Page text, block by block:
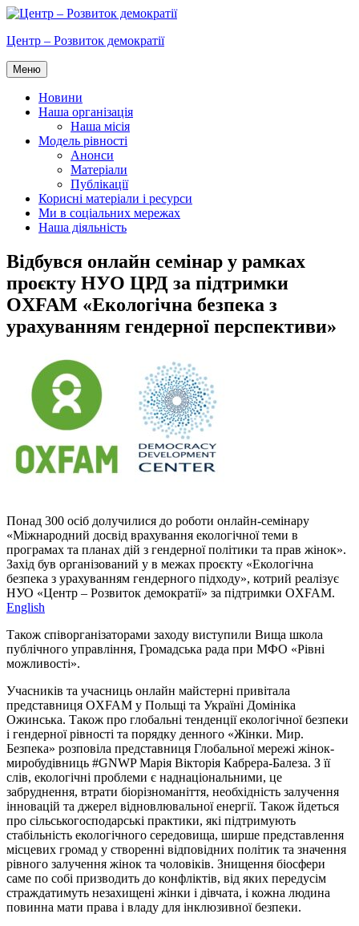
Перейти
вмісту
Центр – Розвиток демократії
Меню
Новини
Наша організація
Наша місія
Модель рівності
Анонси
Матеріали
Публікації
Корисні матеріали і ресурси
Ми в соціальних мережах
Наша діяльність
Відбувся онлайн семінар у рамках
проєкту НУО ЦРД за підтримки
OXFAM «Екологічна безпека з
урахуванням гендерної перспективи»
Понад 300 осіб долучилися до роботи онлайн-семінару
«Міжнародний досвід врахування екологічної теми в
програмах та планах дій з гендерної політики та прав жінок».
Захід був організований у в межах проєкту «Екологічна
безпека з урахуванням гендерного підходу», котрий реалізує
НУО «Центр – Розвиток демократії» за підтримки OXFAM.
English
Також співорганізаторами заходу виступили Вища школа
публічного управління, Громадська рада при МФО «Рівні
можливості».
Учасників та учасниць онлайн майстерні привітала
представниця OXFAM у Польщі та Україні Домініка
Ожинська. Також про глобальні тенденції екологічної безпеки
і гендерної рівності та порядку денного «Жінки. Мир.
Безпека» розповіла представниця Глобальної мережі жінок-
миробудівниць #GNWP Марія Вікторія Кабрера-Балеза. З її
слів, екологічні проблеми є наднаціональними, це
забруднення, втрати біорізноманіття, необхідність залучення
інновацій та джерел відновлювальної енергії. Також йдеться
про сільськогосподарські практики, які підтримують
стабільність екологічного середовища, ширше представлення
місцевих громад у створенні відповідних політик та значення
рівного залучення жінок та чоловіків. Знищення біосфери
саме по собі призводить до конфліктів, від яких передусім
страждатимуть незахищені жінки і дівчата, і кожна людина
повинна мати права і владу для інклюзивної безпеки.